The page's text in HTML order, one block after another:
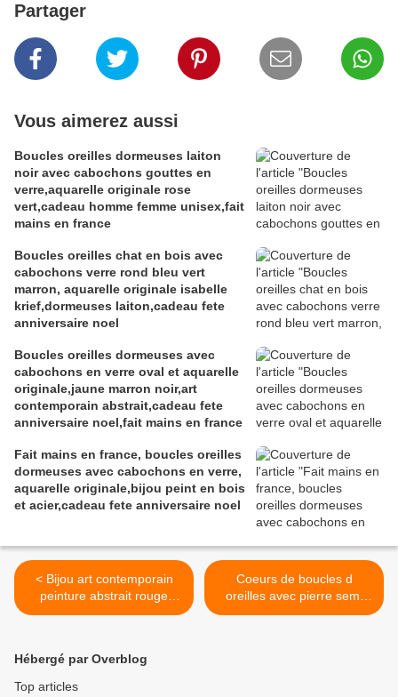
Partager
Vous aimerez aussi
Boucles oreilles dormeuses laiton
noir avec cabochons gouttes en
verre,aquarelle originale rose
vert,cadeau homme femme unisex,fait
mains en france
Boucles oreilles chat en bois avec
cabochons verre rond bleu vert
marron, aquarelle originale isabelle
krief,dormeuses laiton,cadeau fete
anniversaire noel
Boucles oreilles dormeuses avec
cabochons en verre oval et aquarelle
originale,jaune marron noir,art
contemporain abstrait,cadeau fete
anniversaire noel,fait mains en france
Fait mains en france, boucles oreilles
dormeuses avec cabochons en verre,
aquarelle originale,bijou peint en bois
et acier,cadeau fete anniversaire noel
< Bijou art contemporain
peinture abstrait rouge
orange jaune
pendentif,cadeau femme
homme unisex lgbt,isabelle
Coeurs de boucles d
oreilles avec pierre semi
precieuse howlite,pour un
Hébergé par Overblog
Top articles